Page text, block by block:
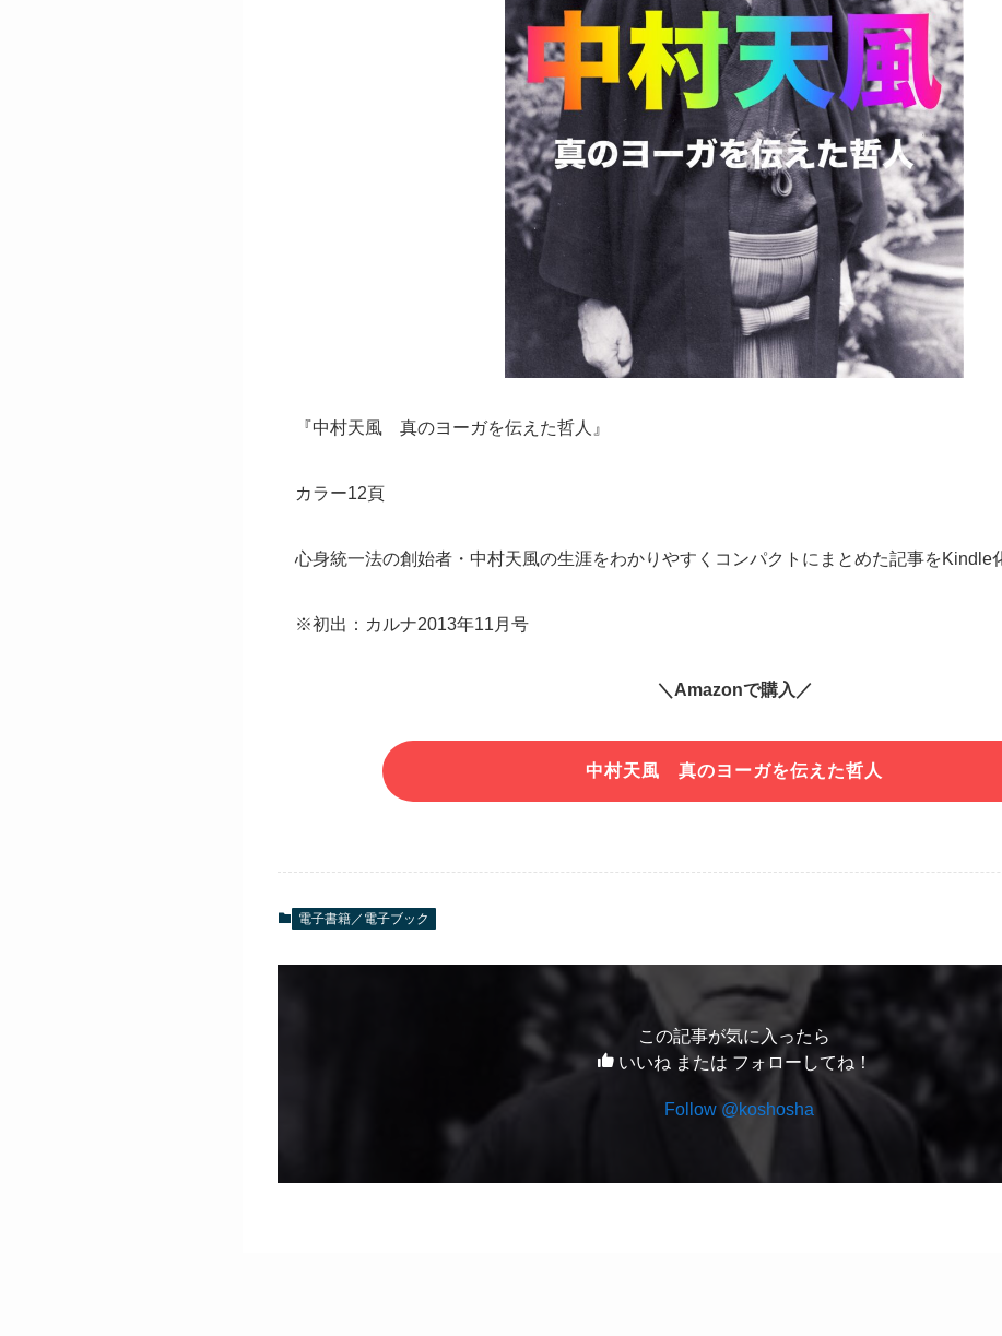
『中村天風 真のヨーガを伝えた哲人』
カラー12頁
心身統一法の創始者・中村天風の生涯をわかりやすくコンパクトにまとめた記事をKindle
※初出：カルナ2013年11月号
＼Amazonで購入／
中村天風 真のヨーガを伝えた哲人
電子書籍／電子ブック
この記事が気に入ったら
いいね または フォローしてね！
Follow @koshosha